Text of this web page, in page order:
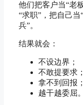
他们把客户当“老
“求职”，把自己
兵”。
结果就会：
不设边界；
不敢提要求；
拿不到回报；
越干越委屈。